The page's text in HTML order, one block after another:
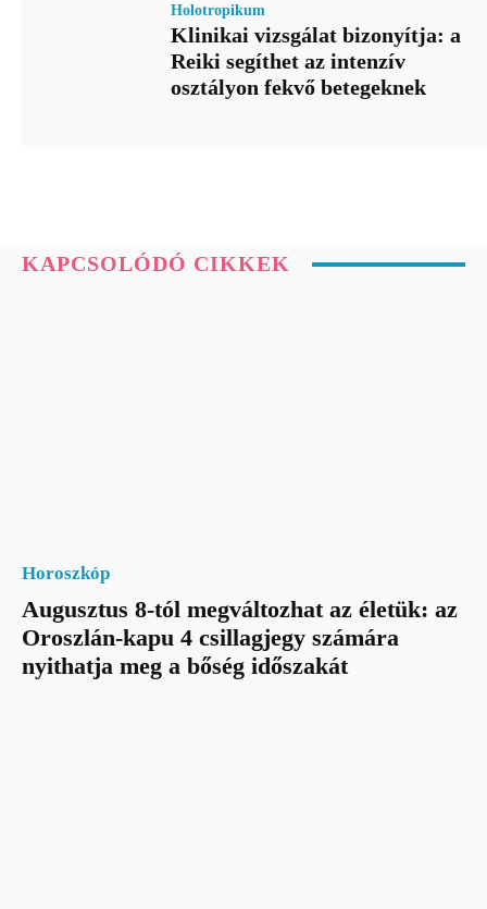
Holotropikum
Klinikai vizsgálat bizonyítja: a
Reiki segíthet az intenzív
osztályon fekvő betegeknek
KAPCSOLÓDÓ CIKKEK
Horoszkóp
Augusztus 8-tól megváltozhat az életük: az
Oroszlán-kapu 4 csillagjegy számára
nyithatja meg a bőség időszakát